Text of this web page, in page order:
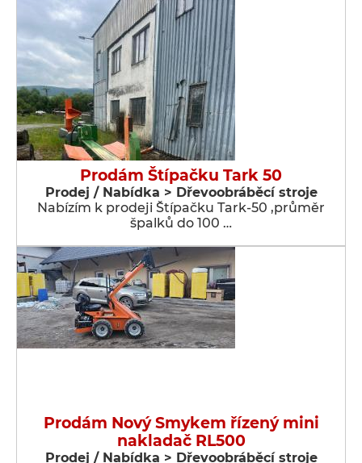
Prodám Štípačku Tark 50
Prodej / Nabídka > Dřevoobráběcí stroje
Nabízím k prodeji Štípačku Tark-50 ,průměr
špalků do 100 …
Prodám Nový Smykem řízený mini
nakladač RL500
Prodej / Nabídka > Dřevoobráběcí stroje